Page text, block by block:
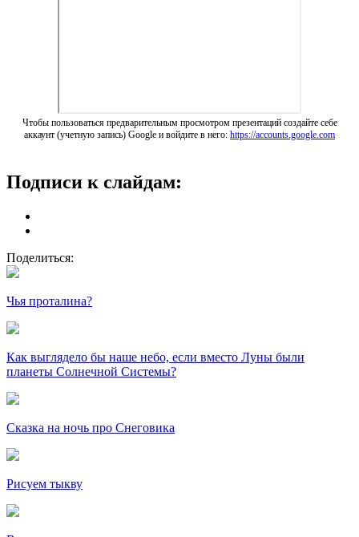
Чтобы пользоваться предварительным просмотром презентаций создайте себе
аккаунт (учетную запись) Google и войдите в него: https://accounts.google.com
Подписи к слайдам:
Поделиться:
Чья проталина?
Как выглядело бы наше небо, если вместо Луны были
планеты Солнечной Системы?
Сказка на ночь про Снеговика
Рисуем тыкву